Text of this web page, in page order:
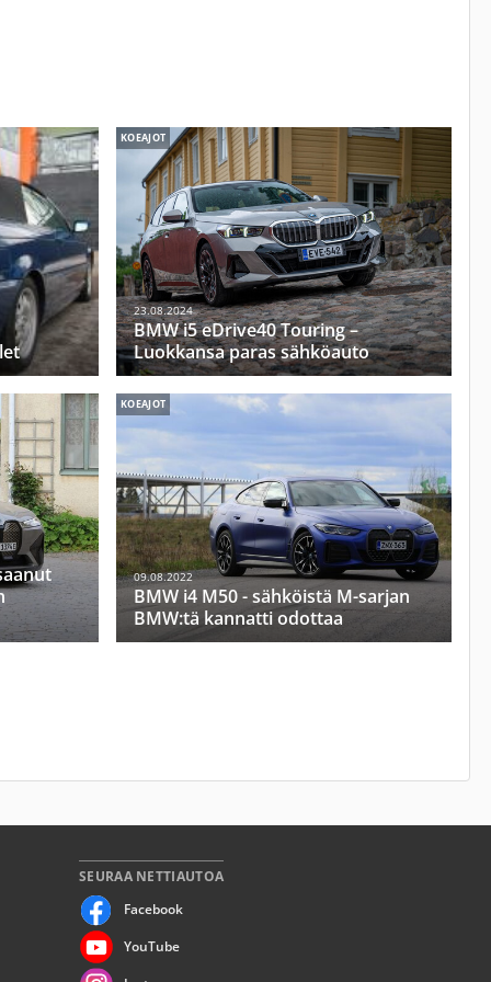
KOEAJOT
23.08.2024
BMW i5 eDrive40 Touring –
Luokkansa paras sähköauto
KOEAJOT
09.08.2022
BMW i4 M50 - sähköistä M-sarjan
BMW:tä kannatti odottaa
SEURAA NETTIAUTOA
Facebook
YouTube